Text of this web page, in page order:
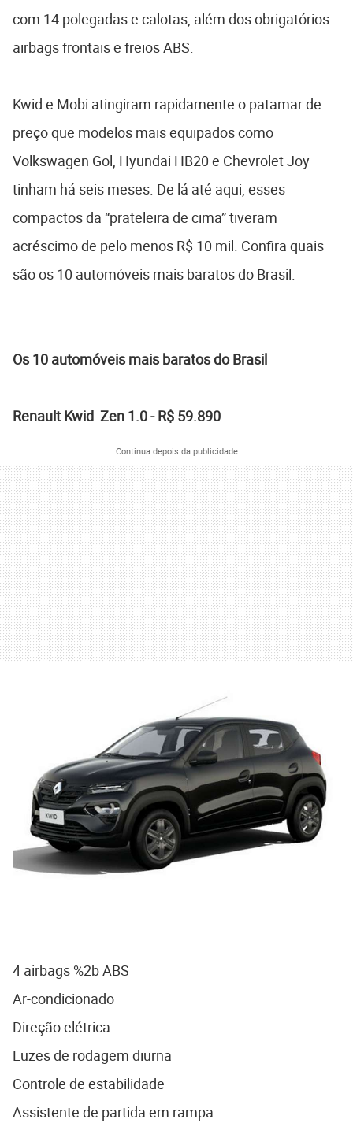
com 14 polegadas e calotas, além dos obrigatórios
airbags frontais e freios ABS.
Kwid e Mobi atingiram rapidamente o patamar de
preço que modelos mais equipados como
Volkswagen Gol, Hyundai HB20 e Chevrolet Joy
tinham há seis meses. De lá até aqui, esses
compactos da “prateleira de cima” tiveram
acréscimo de pelo menos R$ 10 mil. Confira quais
são os 10 automóveis mais baratos do Brasil.
Os 10 automóveis mais baratos do Brasil
Renault Kwid Zen 1.0 - R$ 59.890
Continua depois da publicidade
4 airbags %2b ABS
Ar-condicionado
Direção elétrica
Luzes de rodagem diurna
Controle de estabilidade
Assistente de partida em rampa